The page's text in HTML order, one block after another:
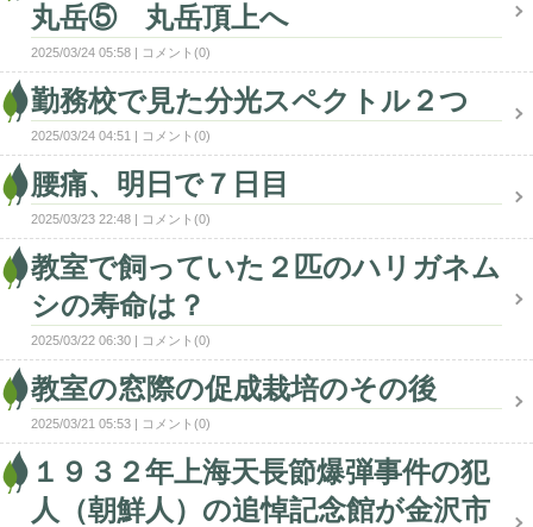
丸岳⑤ 丸岳頂上へ
2025/03/24 05:58 コメント(0)
勤務校で見た分光スペクトル２つ
2025/03/24 04:51 コメント(0)
腰痛、明日で７日目
2025/03/23 22:48 コメント(0)
教室で飼っていた２匹のハリガネム
シの寿命は？
2025/03/22 06:30 コメント(0)
教室の窓際の促成栽培のその後
2025/03/21 05:53 コメント(0)
１９３２年上海天長節爆弾事件の犯
人（朝鮮人）の追悼記念館が金沢市